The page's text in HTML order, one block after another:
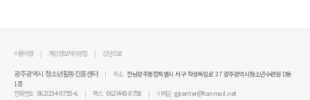
이용약관 개인정보처리방침 상단으로
광주광역시 청소년활동진흥센터 주소 전남광주통합특별시 서구 학생독립로 37 광주광역시청소년수련원 D동
1층
전화번호 062)234-0755~6 팩스 062)443-0758 이메일 gjcenter@hanmail.net